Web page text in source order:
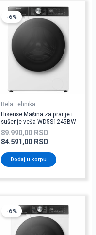
-6%
Bela Tehnika
Hisense Mašina za pranje i
sušenje veša WD5S1245BW
89.990,00RSD
Originalna
cena
je
bila:
89.990,00
84.591,00 RSD
Trenutna
cena
je:
84.591,00
Dodaj u korpu
-6%
cena
je
bila:
cena
je:
84.591,00